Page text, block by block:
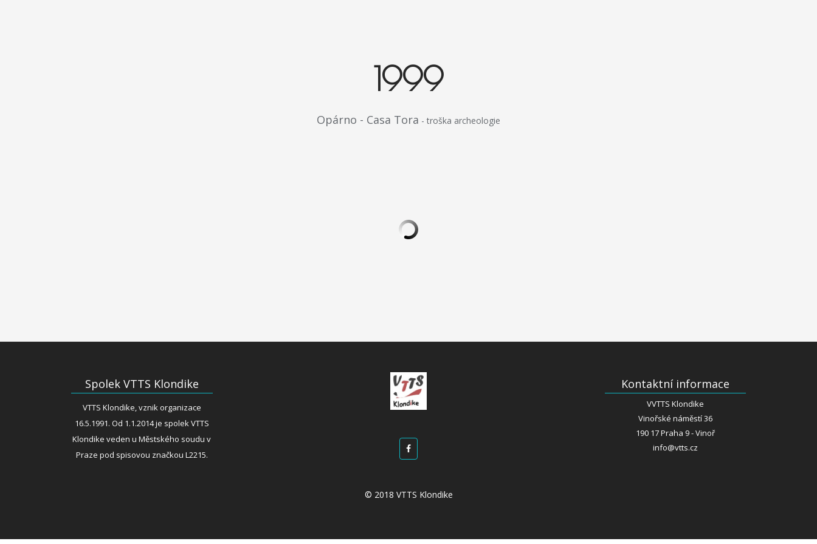
1999
Opárno - Casa Tora - troška archeologie
Spolek VTTS Klondike
VTTS Klondike, vznik organizace
16.5.1991. Od 1.1.2014 je spolek VTTS
Klondike veden u Městského soudu v
Praze pod spisovou značkou L2215.
Kontaktní informace
VVTTS Klondike
Vinořské náměstí 36
190 17 Praha 9 - Vinoř
info@vtts.cz
© 2018 VTTS Klondike